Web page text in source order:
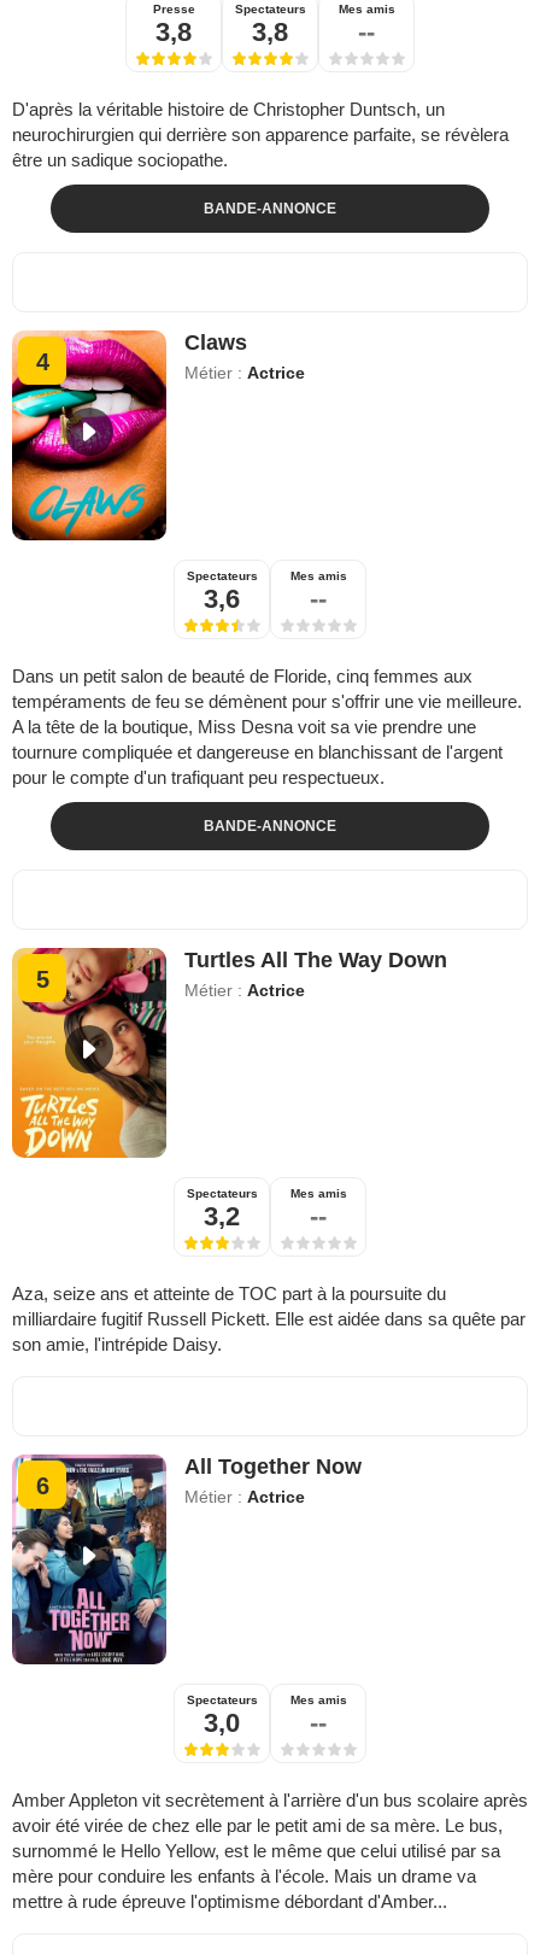
Presse
3,8
Spectateurs
3,8
Mes amis
--
D'après la véritable histoire de Christopher Duntsch, un
neurochirurgien qui derrière son apparence parfaite, se révèlera
être un sadique sociopathe.
BANDE-ANNONCE
4
Claws
Métier :Actrice
Spectateurs
3,6
Mes amis
--
Dans un petit salon de beauté de Floride, cinq femmes aux
tempéraments de feu se démènent pour s'offrir une vie meilleure.
A la tête de la boutique, Miss Desna voit sa vie prendre une
tournure compliquée et dangereuse en blanchissant de l'argent
pour le compte d'un trafiquant peu respectueux.
BANDE-ANNONCE
5
Turtles All The Way Down
Métier :Actrice
Spectateurs
3,2
Mes amis
--
Aza, seize ans et atteinte de TOC part à la poursuite du
milliardaire fugitif Russell Pickett. Elle est aidée dans sa quête par
son amie, l'intrépide Daisy.
6
All Together Now
Métier :Actrice
Spectateurs
3,0
Mes amis
--
Amber Appleton vit secrètement à l'arrière d'un bus scolaire après
avoir été virée de chez elle par le petit ami de sa mère. Le bus,
surnommé le Hello Yellow, est le même que celui utilisé par sa
mère pour conduire les enfants à l'école. Mais un drame va
mettre à rude épreuve l'optimisme débordant d'Amber...